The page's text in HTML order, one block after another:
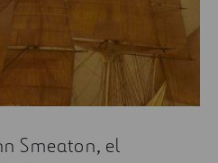
Smeaton, el